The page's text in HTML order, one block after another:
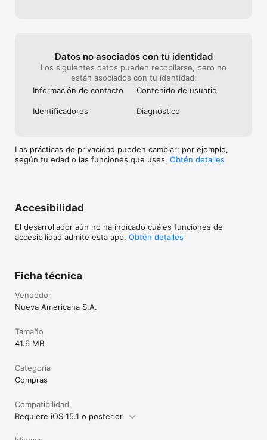
Datos no asociados con tu identidad
Los siguientes datos pueden recopilarse, pero no
están asociados con tu identidad:
Información de contacto
Contenido de usuario
Identificado­res Diagnóstico
Las prácticas de privacidad pueden cambiar; por ejemplo,
según tu edad o las funciones que uses. Obtén detalles
Accesibilidad
El desarrollador aún no ha indicado cuáles funciones de
accesibilidad admite esta app. Obtén detalles
Ficha técnica
Vendedor
Nueva Americana S.A.
Tamaño
41.6 MB
Categoría
Compras
Compatibilidad
Requiere iOS 15.1 o posterior.